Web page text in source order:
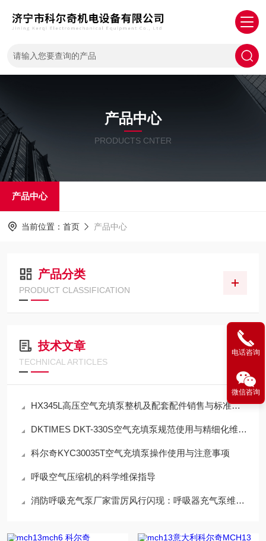
产品中心
PRODUCTS CNTER
产品中心
当前位置： 首页 产品中心
产品分类
PRODUCT CLASSIFICATION
技术文章
TECHNICAL ARTICLES
HX345L高压空气充填泵整机及配套配件销售与标准化应用技术解析
DKTIMES DKT-330S空气充填泵规范使用与精细化维保技术指南
科尔奇KYC30035T空气充填泵操作使用与注意事项
呼吸空气压缩机的科学维保指导
消防呼吸充气泵厂家雷厉风行闪现：呼吸器充气泵维保机构
电话咨询
微信咨询